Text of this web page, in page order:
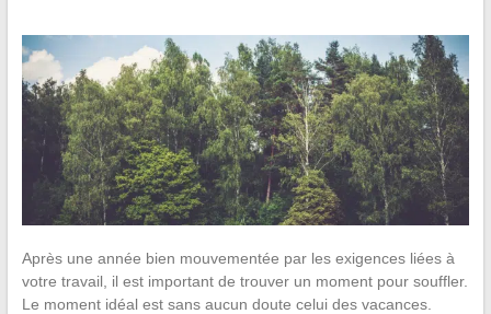
Après une année bien mouvementée par les exigences liées à
votre travail, il est important de trouver un moment pour souffler.
Le moment idéal est sans aucun doute celui des vacances.